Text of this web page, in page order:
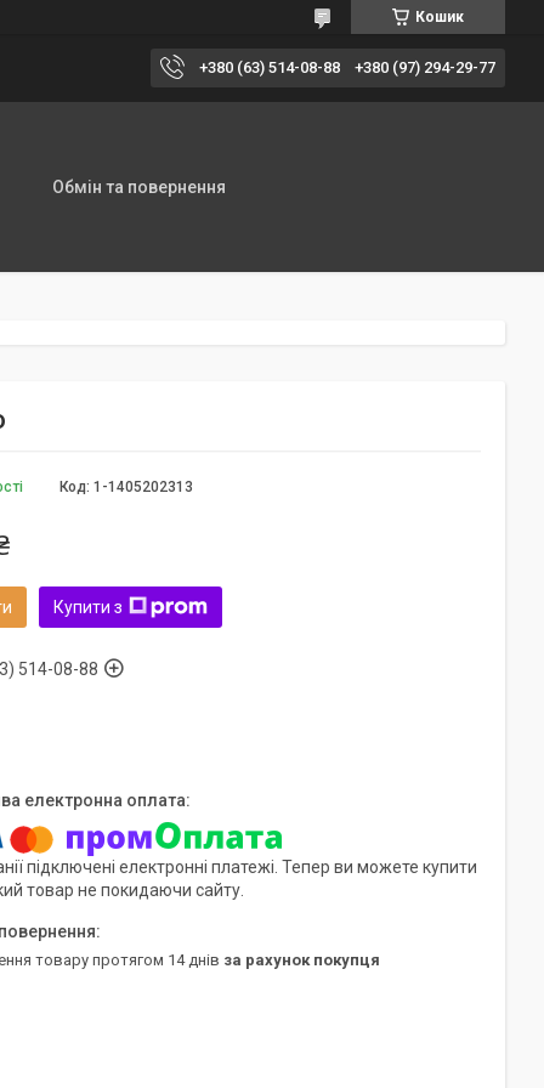
Кошик
+380 (63) 514-08-88 +380 (97) 294-29-77
Обмін та повернення
Код: 1-1405202313
Купити з
514-08-88
підключені електронні платежі. Тепер ви можете купити
товар не покидаючи сайту.
товару протягом 14 днів за рахунок покупця